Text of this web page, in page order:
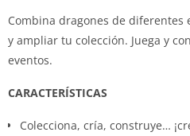
Combina dragones de
y ampliar tu colección. Juega y
eventos.
CARACTERÍSTICAS
Colecciona, cría, construye…